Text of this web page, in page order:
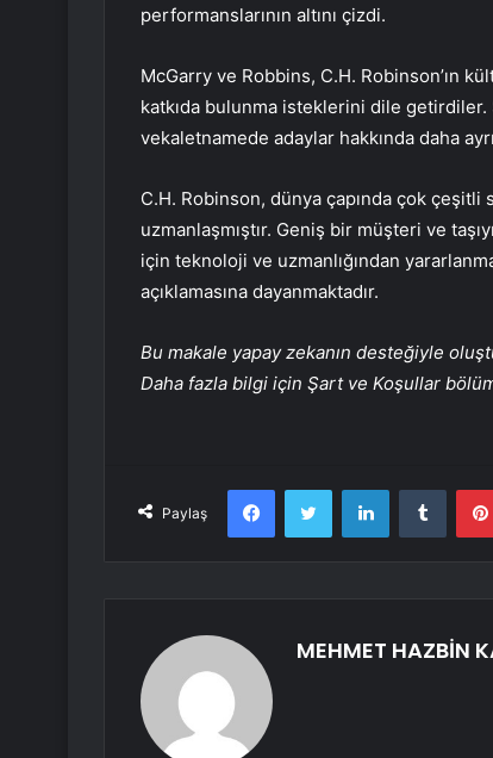
performanslarının altını çizdi.
McGarry ve Robbins, C.H. Robinson’ın
katkıda bulunma isteklerini dile getirdiler.
vekaletnamede adaylar hakkında daha
C.H. Robinson, dünya çapında çok
uzmanlaşmıştır. Geniş bir müşteri ve
için teknoloji ve uzmanlığından
açıklamasına dayanmaktadır.
Bu makale yapay zekanın desteğiyle
Daha fazla bilgi için Şart ve Koşullar
Paylaş
FacebookTwitter LinkedIn
MEHMET HAZBİN